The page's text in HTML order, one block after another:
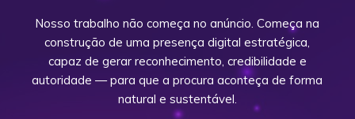
Nosso trabalho não começa no anúncio. Começa na
construção de uma presença digital estratégica,
capaz de gerar reconhecimento, credibilidade e
autoridade — para que a procura aconteça de forma
natural e sustentável.